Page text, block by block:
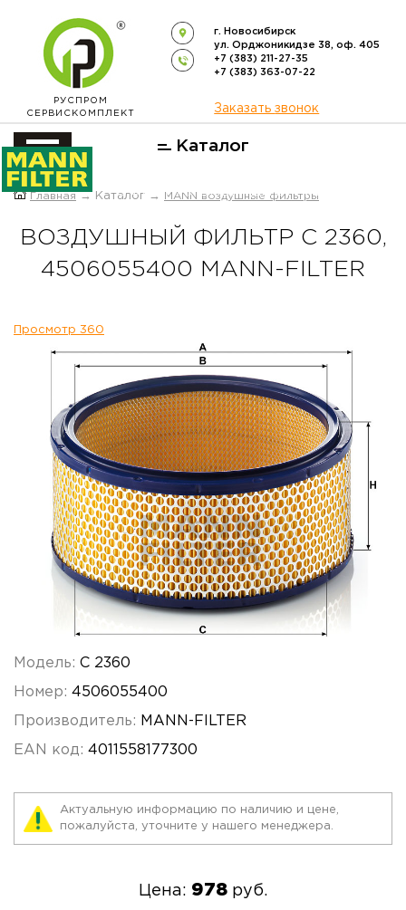
РУСПРОМ
СЕРВИСКОМПЛЕКТ
г. Новосибирск
ул. Орджоникидзе 38, оф. 405
+7 (383) 211-27-35
+7 (383) 363-07-22
Заказать звонок
Каталог
ОФИЦИАЛЬНЫЙ ДИСТРИБЬЮТОР
Главная → Каталог → MANN воздушные фильтры
ВОЗДУШНЫЙ ФИЛЬТР C 2360,
4506055400 MANN-FILTER
Просмотр 360
Модель: C 2360
Номер: 4506055400
Производитель: MANN-FILTER
EAN код: 4011558177300
Актуальную информацию по наличию и цене,
пожалуйста, уточните у нашего менеджера.
Цена: 978 руб.